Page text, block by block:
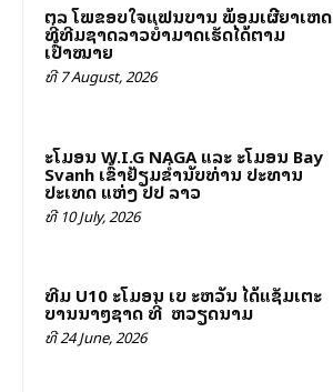
ສຕລ ໂພສຂອບໃຈແຟນບານ ພ້ອມເຜີຍສາເຫດ
ທີ່ທີມຊາດລາວບໍ່ສາມາດເຮັດໄດ້ຕາມ
ເປົ້າໝາຍ
ທີ 7 August, 2026
ສະໂມສອນ W.I.G NAGA ແລະ ສະໂມສອນ Bay
Svanh ເຂົ້າຢ້ຽມຂ່ຳນັບທ່ານ ປະທານ
ປະເທດ ແຫ່ງ ສປປ ລາວ
ທີ 10 July, 2026
ທີມ U10 ສະໂມສອນ ເບ ສະຫວັນ ໄດ້ແຊັມເຕະ
ບານນາໆຊາດ ທີ່ ສສ ຫວຽດນາມ
ທີ 24 June, 2026